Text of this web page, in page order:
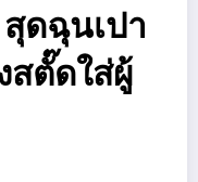
ดฉุนเปา
สตั๊ดใส่ผู้